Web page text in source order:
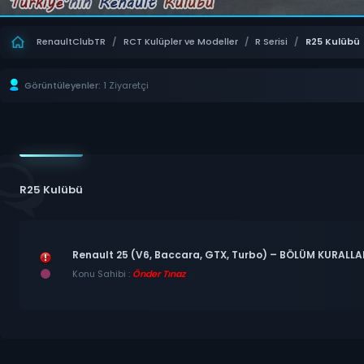
RenaultClubTR / RCT Kulüpler ve Modeller / R Serisi / R25 Kulübü
Görüntüleyenler: 1 Ziyaretçi
R25 Kulübü
Renault 25 (V6, Baccara, GTX, Turbo) – BÖLÜM
Konu Sahibi : Önder Tınaz